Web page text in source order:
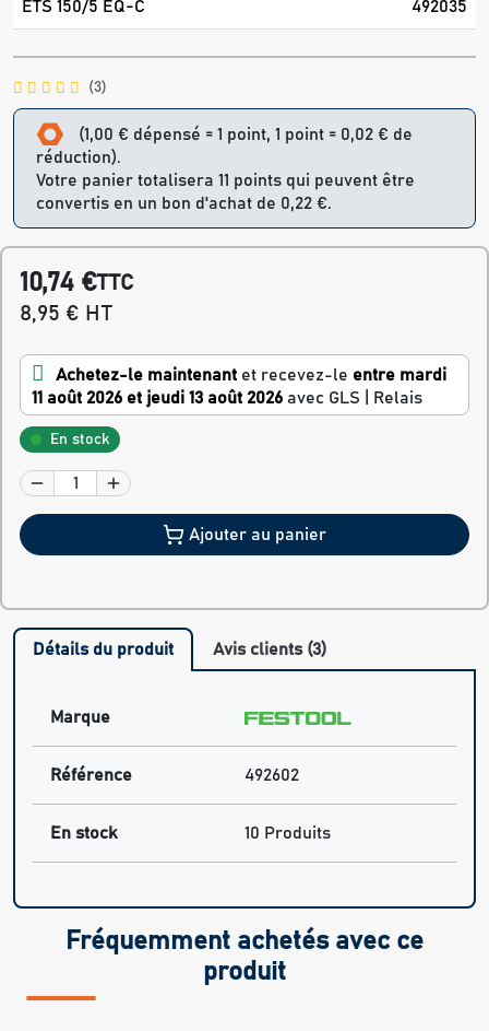
ETS 150/5 EQ-C 492035
(3)
(1,00 € dépensé = 1 point, 1 point = 0,02 € de
réduction).
Votre panier totalisera 11 points qui peuvent être
convertis en un bon d'achat de 0,22 €.
10,74 €TTC
8,95 € HT
Achetez-le maintenant et recevez-le entre mardi
11 août 2026 et jeudi 13 août 2026 avec GLS | Relais
En stock
Ajouter au panier
Détails du produit Avis clients (3)
Marque
Référence 492602
En stock 10 Produits
Fréquemment achetés avec ce
produit